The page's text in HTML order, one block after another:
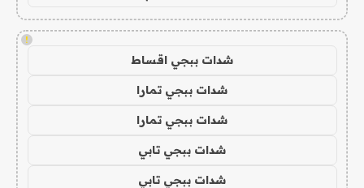
!
شدات ببجي اقساط
شدات ببجي تمارا
شدات ببجي تمارا
شدات ببجي تابي
شدات ببجي تابي